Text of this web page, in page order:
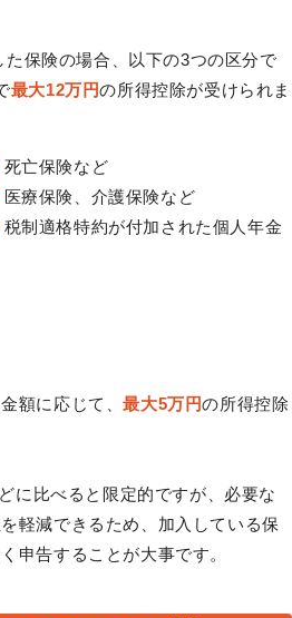
保険の場合、以下の3つの区分で
最大12万円の所得控除が受けられま
死亡保険など
医療保険、介護保険など
税制適格特約が付加された個人年金
額に応じて、最大5万円の所得控除
に比べると限定的ですが、必要な
軽減できるため、加入している保
申告することが大事です。